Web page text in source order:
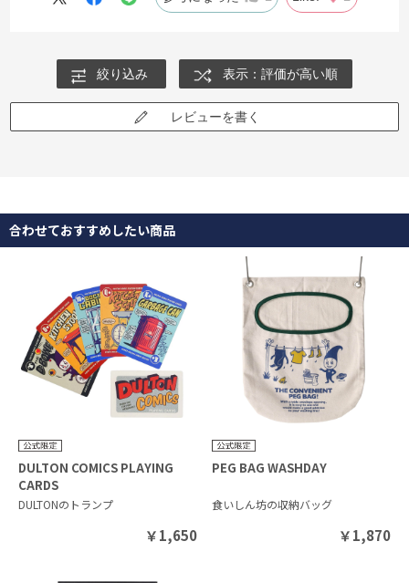
絞り込み 表示：評価が高い順
レビューを書く
合わせておすすめしたい商品
DULTON COMICS PLAYING
CARDS
DULTONのトランプ
￥1,650
PEG BAG WASHDAY
食いしん坊の収納バッグ
￥1,870